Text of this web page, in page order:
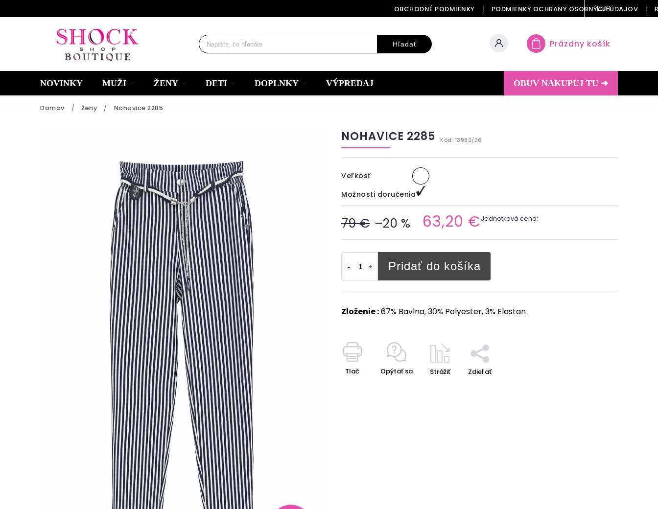
OBCHODNÉ PODMIENKY PODMIENKY OCHRANY OSOBNÝCH ÚDAJOV
EUR
Hľadať Prázdny košík
NOVINKY MUŽI ŽENY DETI DOPLNKY VÝPREDAJ OBUV NAKUPUJ TU ➜
Domov / Ženy / Nohavice 2285
NOHAVICE 2285 Kód: 13982/36
Veľkosť
Možnosti doručenia
79 € –20 % 63,20 €Jednotková cena:
Pridať do košíka
Zloženie :67% Bavlna, 30% Polyester, 3% Elastan
Tlač Opýtať sa Strážiť Zdieľať